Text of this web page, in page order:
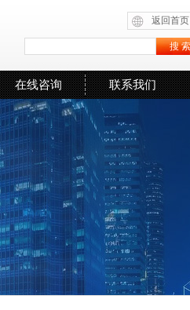
返回首页
在线咨询 联系我们